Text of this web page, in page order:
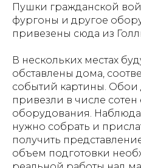
Пушки гражданской
фургоны и другое
привезены сюда из
В нескольких местах
обставлены дома,
событий картины. Обои
привезли в числе
оборудования.
нужно собрать и
получить
объем подготовки